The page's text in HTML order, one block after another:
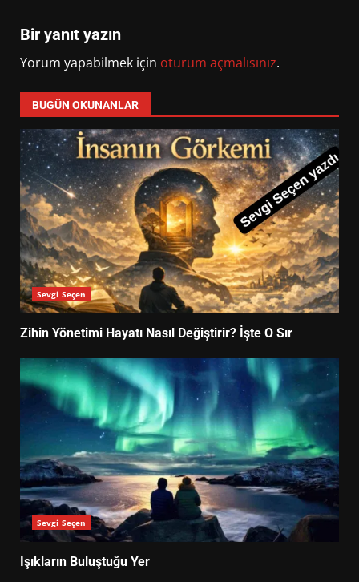
Bir yanıt yazın
Yorum yapabilmek için oturum açmalısınız.
BUGÜN OKUNANLAR
Sevgi Seçen
Zihin Yönetimi Hayatı Nasıl Değiştirir? İşte O Sır
Sevgi Seçen
Işıkların Buluştuğu Yer